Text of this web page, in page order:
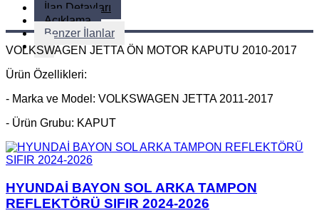
İlan Detayları
Açıklama
Benzer İlanlar
VOLKSWAGEN JETTA ÖN MOTOR KAPUTU 2010-2017
Ürün Özellikleri:
- Marka ve Model: VOLKSWAGEN JETTA 2011-2017
- Ürün Grubu: KAPUT
HYUNDAİ BAYON SOL ARKA TAMPON
REFLEKTÖRÜ SIFIR 2024-2026